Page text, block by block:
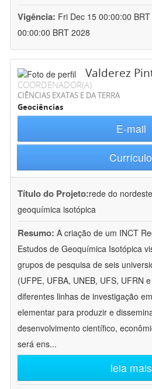
Vigência: Fri Dec 15 00:00:00
00:00:00 BRT 2028
Valderez
COORDENADOR(A)
CIÊNCIAS EXATAS E DA TERRA
Geociências
E-mail
Currículo
Título do Projeto:rede do
geoquímica isotópica
Resumo: A criação de um INCT
Estudos de Geoquímica Isotópica
grupos de pesquisa de seis
(UFPE, UFBA, UNEB, UFS, UFRN
diferentes linhas de investigação
elementar para produzir e
desenvolvimento científico,
será ens...
leia mais